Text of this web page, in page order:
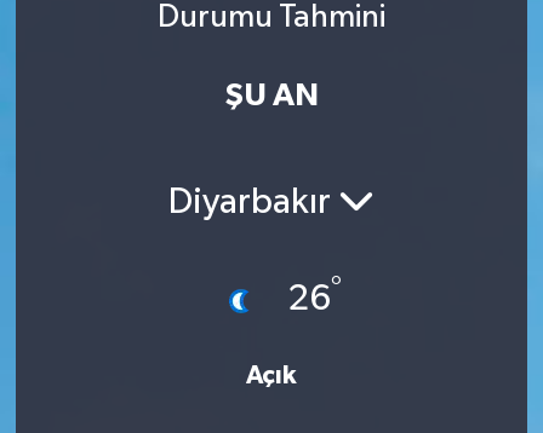
Durumu Tahmini
ŞU AN
Diyarbakır
26°
Açık
Süper Lig Puan Durumu ve Fikstür
Haber Arşivi